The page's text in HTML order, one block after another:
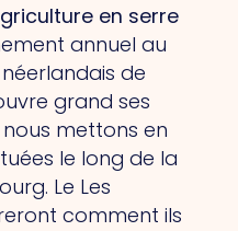
en serre
annuel au
de
grand ses
mettons en
le long de la
Le Les
comment ils